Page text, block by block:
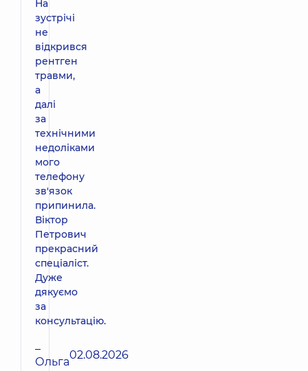
На
зустрічі
не
відкрився
рентген
травми,
а
далі
за
технічними
недоліками
мого
телефону
зв'язок
припинила.
Віктор
Петрович
прекрасний
спеціаліст.
Дуже
дякуємо
за
консультацію.
–
Ольга02.08.2026